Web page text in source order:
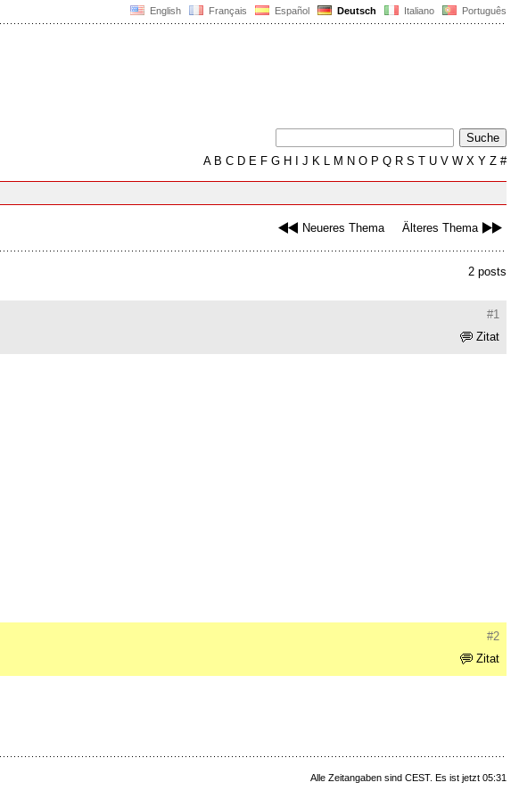
English Français Español Deutsch Italiano Português
AB C D E F G H J K L M N O P Q R S T U V W X Y Z #
Neueres Thema Älteres Thema
2 posts
#1
Zitat
#2
Zitat
Alle Zeitangaben sind CEST. Es ist jetzt 05:31